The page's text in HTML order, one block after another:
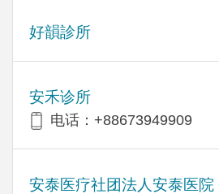
好韻診所
安禾诊所
电话：+88673949909
安泰医疗社团法人安泰医院